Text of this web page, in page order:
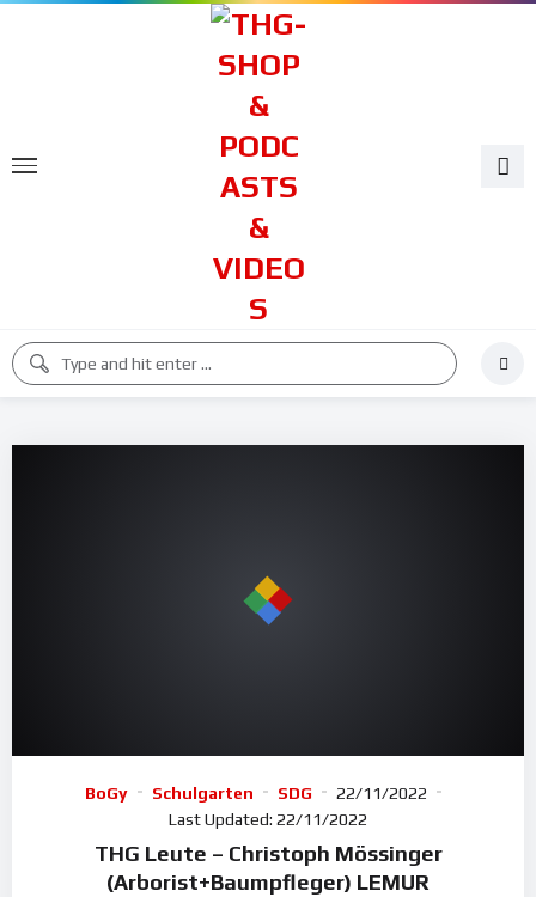
BoGy Schulgarten SDG
22/11/2022
Last Updated: 22/11/2022
THG Leute – Christoph Mössinger
(Arborist+Baumpfleger) LEMUR